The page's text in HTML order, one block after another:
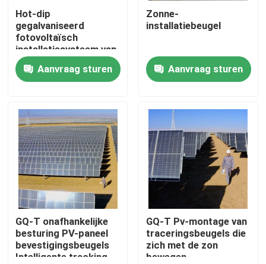
Huis
Producten
Video's
Ongeveer ons
Hot-dip
gegalvaniseerd
fotovoltaïsch
installatiesysteem van
staal
Aanvraag sturen
Zonne-
installatiebeugel
Aanvraag sturen
GQ-T onafhankelijke
besturing PV-paneel
bevestigingsbeugels
Intelligente tracking
GQ-T Pv-montage van
traceringsbeugels die
zich met de zon
bewegen